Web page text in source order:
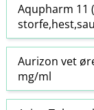
Aqupharm 11
storfe,hest,sau
Aurizon vet
mg/ml